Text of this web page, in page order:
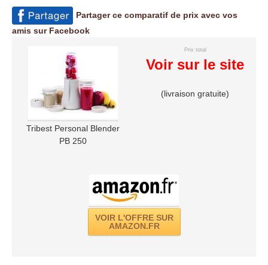
Partager ce comparatif de prix avec vos
amis sur Facebook
Tribest Personal Blender
PB 250
Prix total
Voir sur le site
(livraison gratuite)
VOIR L'OFFRE SUR
AMAZON.FR